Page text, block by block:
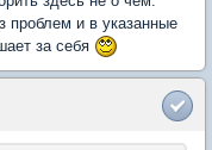
проблем и в указанные
за себя